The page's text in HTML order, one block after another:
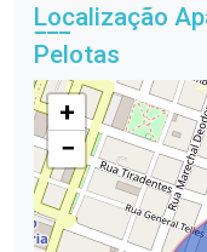
Localização
Pelotas
+
−